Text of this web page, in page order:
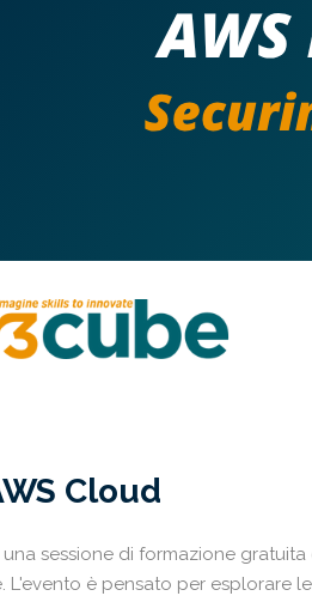
Cloud
una sessione di formazione
L'evento è pensato per esplorare